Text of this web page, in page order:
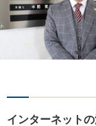
インターネット